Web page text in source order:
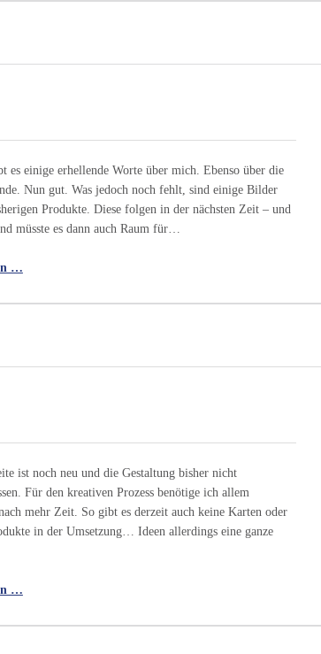
es einige erhellende Worte über mich. Ebenso über die
Nun gut. Was jedoch noch fehlt, sind einige Bilder
Produkte. Diese folgen in der nächsten Zeit – und
müsste es dann auch Raum für…
…
ist noch neu und die Gestaltung bisher nicht
Für den kreativen Prozess benötige ich allem
mehr Zeit. So gibt es derzeit auch keine Karten oder
in der Umsetzung… Ideen allerdings eine ganze
…